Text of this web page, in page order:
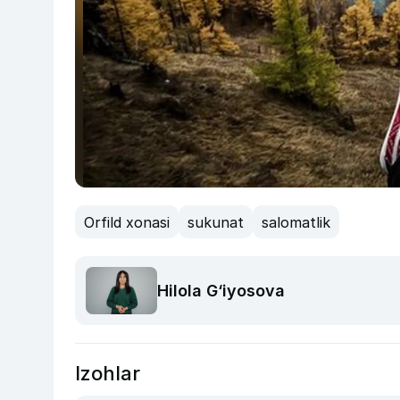
Orfild xonasi sukunat salomatlik
Hilola G‘iyosova
Izohlar